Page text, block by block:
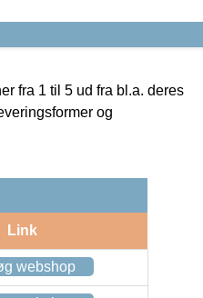
fra 1 til 5 ud fra bl.a. deres
og
Link
webshop